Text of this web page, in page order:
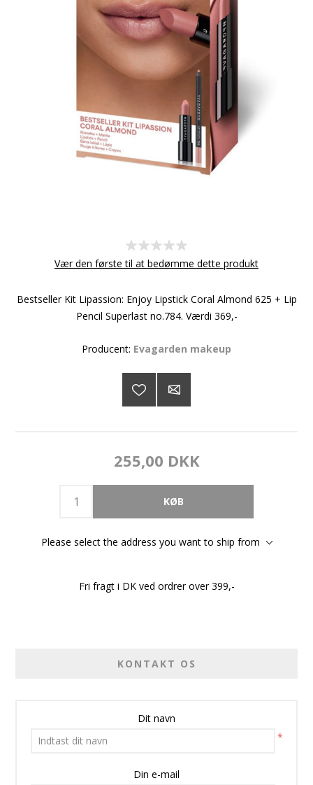
Vær den første til at bedømme dette produkt
Bestseller Kit Lipassion: Enjoy Lipstick Coral Almond 625 + Lip
Pencil Superlast no.784. Værdi 369,-
Producent: Evagarden makeup
255,00 DKK
Please select the address you want to ship from
Fri fragt i DK ved ordrer over 399,-
KONTAKT OS
Dit navn
*
Din e-mail